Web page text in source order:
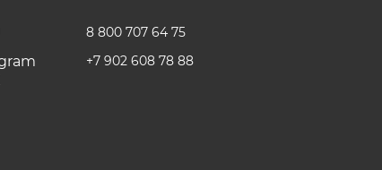
8 800 707 64 75
+7 902 608 78 88